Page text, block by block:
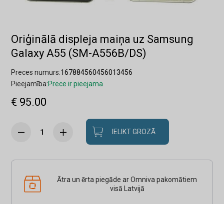
Oriģinālā displeja maiņa uz Samsung
Galaxy A55 (SM-A556B/DS)
Preces numurs:167884560456013456
Pieejamība:Prece ir pieejama
€ 95.00
IELIKT GROZĀ
Ātra un ērta piegāde ar Omniva pakomātiem
visā Latvijā